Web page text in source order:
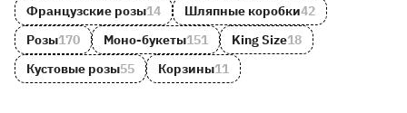
Французские розы14 Шляпные коробки42
Розы170 Моно-букеты151 King Size18
Кустовые розы55 Корзины11